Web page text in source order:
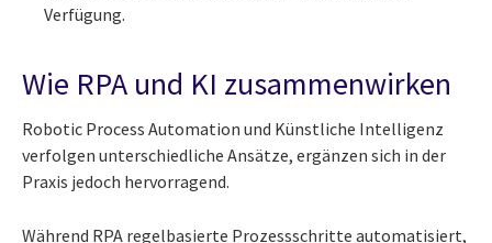
Verfügung.
Wie RPA und KI zusammenwirken
Robotic Process Automation und Künstliche Intelligenz
verfolgen unterschiedliche Ansätze, ergänzen sich in der
Praxis jedoch hervorragend.
Während RPA regelbasierte Prozessschritte automatisiert,